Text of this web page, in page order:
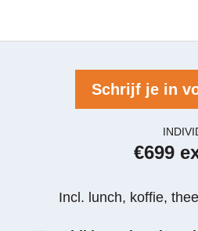
Schrijf je in
€699
Incl. lunch, koffie,